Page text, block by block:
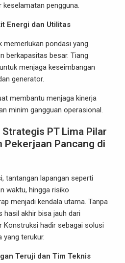
pengguna.
Energi dan Utilitas
memerlukan pondasi yang
berkapasitas besar. Tiang
menjaga keseimbangan
generator.
membantu menjaga kinerja
minim gangguan operasional.
PT Lima Pilar
Pekerjaan Pancang di
tantangan lapangan seperti
waktu, hingga risiko
menjadi kendala utama. Tanpa
hasil akhir bisa jauh dari
Konstruksi hadir sebagai solusi
yang terukur.
Teruji dan Tim Teknis